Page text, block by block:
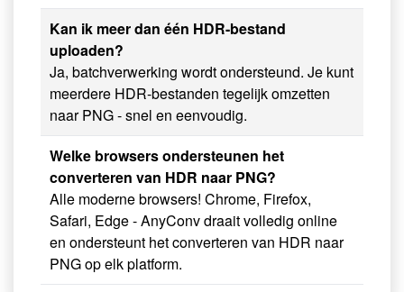
Kan ik meer dan één HDR-bestand
uploaden?
Ja, batchverwerking wordt ondersteund. Je kunt
meerdere HDR-bestanden tegelijk omzetten
naar PNG - snel en eenvoudig.
Welke browsers ondersteunen het
converteren van HDR naar PNG?
Alle moderne browsers! Chrome, Firefox,
Safari, Edge - AnyConv draait volledig online
en ondersteunt het converteren van HDR naar
PNG op elk platform.